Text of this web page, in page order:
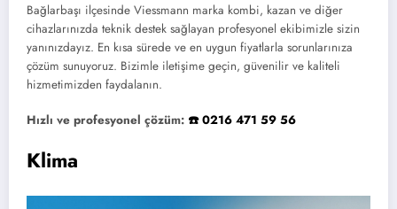
Bağlarbaşı ilçesinde Viessmann marka kombi, kazan ve diğer
cihazlarınızda teknik destek sağlayan profesyonel ekibimizle sizin
yanınızdayız. En kısa sürede ve en uygun fiyatlarla sorunlarınıza
çözüm sunuyoruz. Bizimle iletişime geçin, güvenilir ve kaliteli
hizmetimizden faydalanın.
Hızlı ve profesyonel çözüm: ☎️ 0216 471 59 56
Klima